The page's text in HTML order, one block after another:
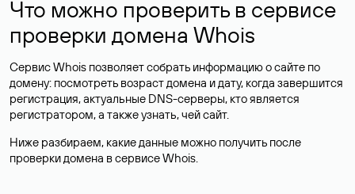
Что можно проверить в сервисе
проверки домена Whois
Сервис Whois позволяет собрать информацию о сайте по
домену: посмотреть возраст домена и дату, когда завершится
регистрация, актуальные DNS-серверы, кто является
регистратором, а также узнать, чей сайт.
Ниже разбираем, какие данные можно получить после
проверки домена в сервисе Whois.